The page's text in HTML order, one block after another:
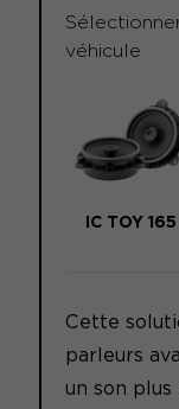
véhicule
IC TOY 165
Cette
parleurs
un son